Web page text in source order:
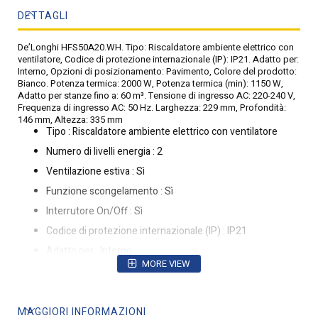
DETTAGLI
De’Longhi HFS50A20.WH. Tipo: Riscaldatore ambiente elettrico con
ventilatore, Codice di protezione internazionale (IP): IP21. Adatto per:
Interno, Opzioni di posizionamento: Pavimento, Colore del prodotto:
Bianco. Potenza termica: 2000 W, Potenza termica (min): 1150 W,
Adatto per stanze fino a: 60 m³. Tensione di ingresso AC: 220-240 V,
Frequenza di ingresso AC: 50 Hz. Larghezza: 229 mm, Profondità:
146 mm, Altezza: 335 mm
Tipo : Riscaldatore ambiente elettrico con ventilatore
Numero di livelli energia : 2
Ventilazione estiva : Sì
Funzione scongelamento : Sì
Interrutore On/Off : Sì
Codice di protezione internazionale (IP) : IP21
Adatto per : Interno
Opzioni di posizionamento : Pavimento
Maniglia(e) : Sì
MORE VIEW
MAGGIORI INFORMAZIONI